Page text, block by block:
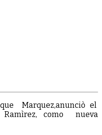
Marquez,anunciò el
Ramìrez, como nueva